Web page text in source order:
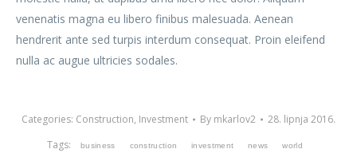
venenatis magna eu libero finibus malesuada. Aenean
hendrerit ante sed turpis interdum consequat. Proin eleifend
nulla ac augue ultricies sodales.
Categories: Construction, Investment By mkarlov2
28. lipnja 2016.
Tags:
business construction investment news world